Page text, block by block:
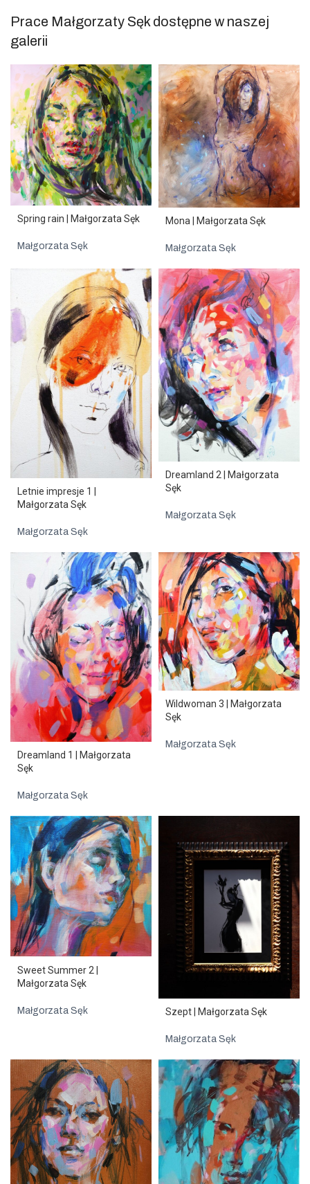
Prace Małgorzaty Sęk dostępne w naszej
galerii
Spring rain | Małgorzata Sęk
Małgorzata Sęk
Mona | Małgorzata Sęk
Małgorzata Sęk
Letnie impresje 1 |
Małgorzata Sęk
Małgorzata Sęk
Dreamland 2 | Małgorzata
Sęk
Małgorzata Sęk
Dreamland 1 | Małgorzata
Sęk
Małgorzata Sęk
Wildwoman 3 | Małgorzata
Sęk
Małgorzata Sęk
Sweet Summer 2 |
Małgorzata Sęk
Małgorzata Sęk Szept | Małgorzata Sęk
Małgorzata Sęk